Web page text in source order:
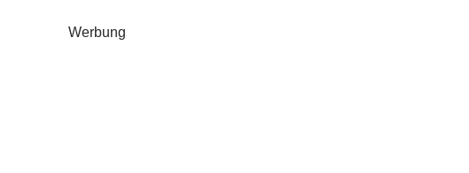
Werbung